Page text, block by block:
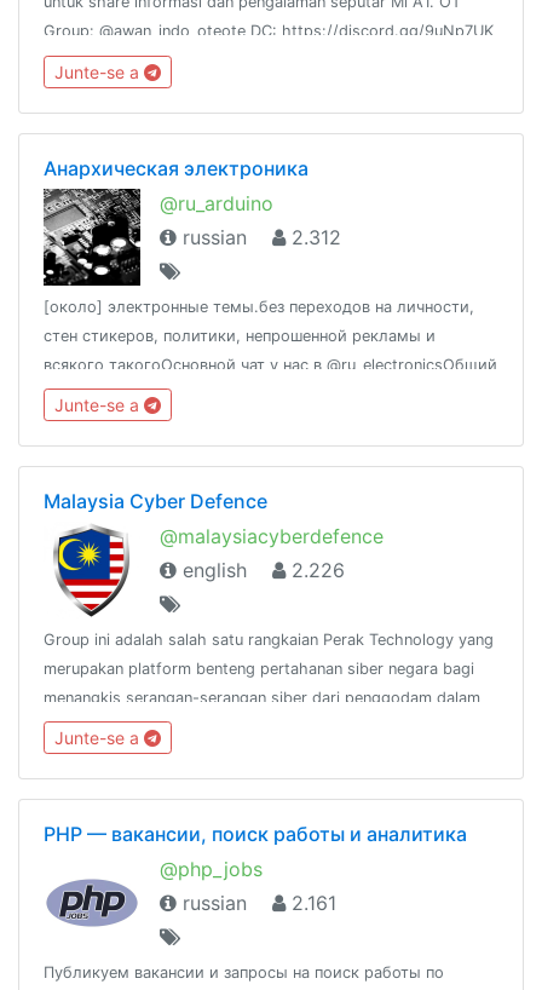
Group: @awan_indo_oteote DC: https://discord.gg/9uNp7UK
Shitpost Channel: @tissotindotard Statistics:
http://combot.org/c/-1001130679599
Junte-se a
Анархическая электроника
@ru_arduino
russian
2.312
[около] электронные темы.без переходов на личности,
стен стикеров, политики, непрошенной рекламы и
всякого такогоОсновной чат у нас в @ru_electronicsОбщий
информационный канал @ru_electronics_feed
Junte-se a
Malaysia Cyber Defence
@malaysiacyberdefence
english
2.226
Group ini adalah salah satu rangkaian Perak Technology yang
merupakan platform benteng pertahanan siber negara bagi
menangkis serangan-serangan siber dari penggodam dalam
dan luar negara.@peraktechnology
Junte-se a
PHP — вакансии, поиск работы и аналитика
@php_jobs
russian
2.161
Публикуем вакансии и запросы на поиск работы по